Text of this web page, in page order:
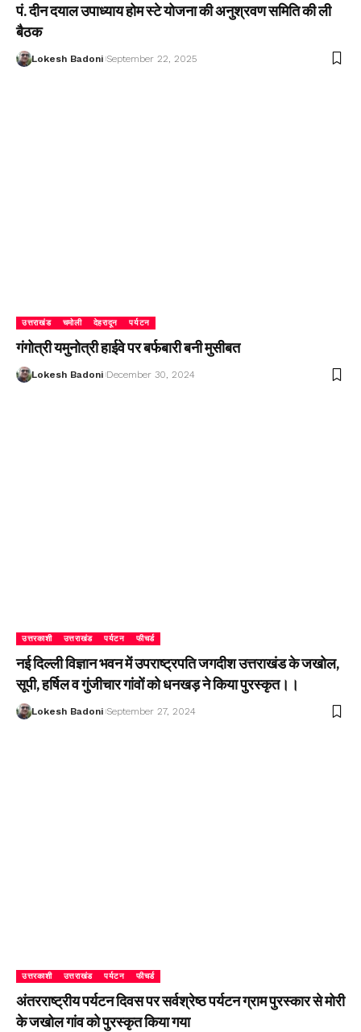
पं. दीन दयाल उपाध्याय होम स्टे योजना की अनुश्रवण समिति की ली
बैठक
Lokesh Badoni September 22, 2025
उत्तराखंड चमोली देहरादून पर्यटन
गंगोत्री यमुनोत्री हाईवे पर बर्फबारी बनी मुसीबत
Lokesh Badoni December 30, 2024
उत्तरकाशी उत्तराखंड पर्यटन फीचर्ड
नई दिल्ली विज्ञान भवन में उपराष्ट्रपति जगदीश उत्तराखंड के जखोल,
सूपी, हर्षिल व गुंजीचार गांवों को धनखड़ ने किया पुरस्कृत।।
Lokesh Badoni September 27, 2024
उत्तरकाशी उत्तराखंड पर्यटन फीचर्ड
अंतरराष्ट्रीय पर्यटन दिवस पर सर्वश्रेष्ठ पर्यटन ग्राम पुरस्कार से मोरी
के जखोल गांव को पुरस्कृत किया गया